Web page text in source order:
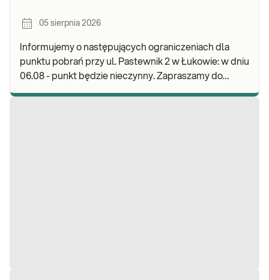
05 sierpnia 2026
Informujemy o następujących ograniczeniach dla
punktu pobrań przy ul. Pastewnik 2 w Łukowie: w dniu
06.08 - punkt będzie nieczynny. Zapraszamy do